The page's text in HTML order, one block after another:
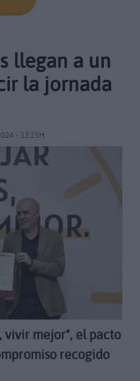
llegan a un
la jornada
- 13:15H
vivir mejor", el pacto
recogido